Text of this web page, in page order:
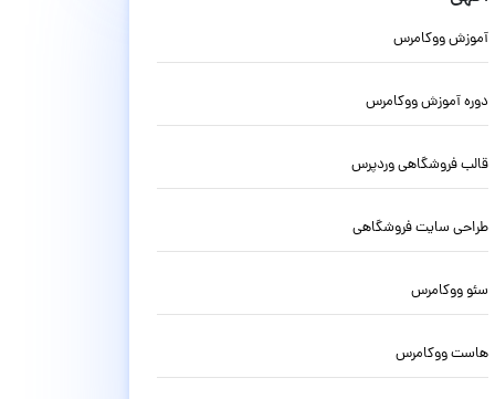
آموزش ووکامرس
دوره آموزش ووکامرس
قالب فروشگاهی وردپرس
طراحی سایت فروشگاهی
سئو ووکامرس
هاست ووکامرس